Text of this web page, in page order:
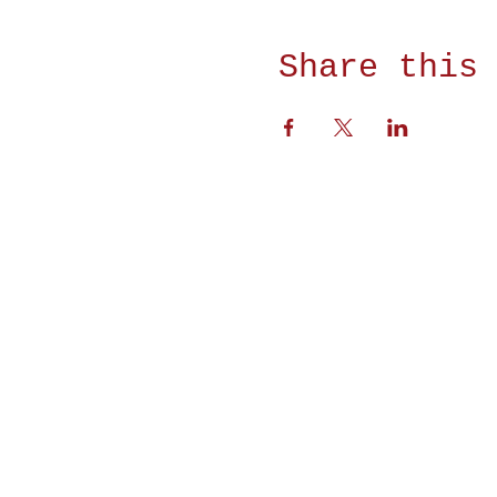
Share this